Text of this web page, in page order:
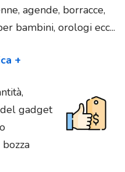
agende, borracce,
bambini, orologi ecc...
+
gadget